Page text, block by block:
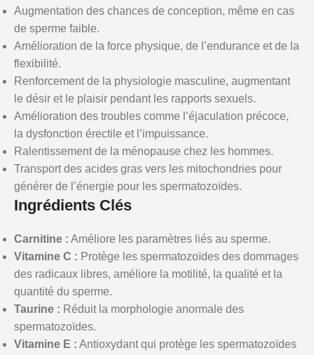
Augmentation des chances de conception, même en cas
de sperme faible.
Amélioration de la force physique, de l’endurance et de la
flexibilité.
Renforcement de la physiologie masculine, augmentant
le désir et le plaisir pendant les rapports sexuels.
Amélioration des troubles comme l’éjaculation précoce,
la dysfonction érectile et l’impuissance.
Ralentissement de la ménopause chez les hommes.
Transport des acides gras vers les mitochondries pour
générer de l’énergie pour les spermatozoïdes.
Ingrédients Clés
Carnitine : Améliore les paramètres liés au sperme.
Vitamine C : Protège les spermatozoïdes des dommages
des radicaux libres, améliore la motilité, la qualité et la
quantité du sperme.
Taurine : Réduit la morphologie anormale des
spermatozoïdes.
Vitamine E : Antioxydant qui protège les spermatozoïdes